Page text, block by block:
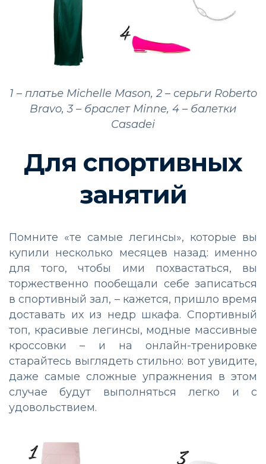
1 – платье Michelle Mason, 2 – серьги Roberto
Bravo, 3 – браслет Minne, 4 – балетки
Casadei
Для спортивных
занятий
Помните «те самые легинсы», которые вы
купили несколько месяцев назад: именно
для того, чтобы ими похвастаться, вы
торжественно пообещали себе записаться
в спортивный зал, – кажется, пришло время
доставать их из недр шкафа. Спортивный
топ, красивые легинсы, модные массивные
кроссовки – и на онлайн-тренировке
старайтесь выглядеть стильно: вот увидите,
даже самые сложные упражнения в этом
случае будут выполняться легко и с
удовольствием.